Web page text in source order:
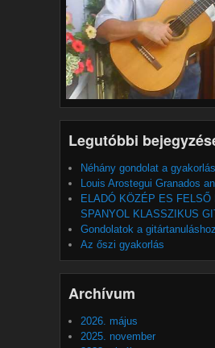
Legutóbbi
Néhány gondolat a
Louis Arostegui Granados
ELADÓ KÖZÉP ES FELSŐ
SPANYOL KLASSZIKUS
Gondolatok a gitártanuláshoz
Az őszi gyakorlás
Archívum
2026. május
2025. november